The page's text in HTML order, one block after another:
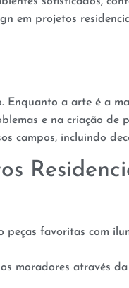
em projetos
Enquanto a arte é a
e na criação de
campos, incluindo
peças favoritas com
moradores através